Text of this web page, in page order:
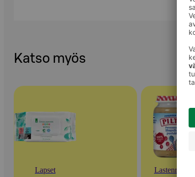
Katso myös
Lapset Lastenruoat